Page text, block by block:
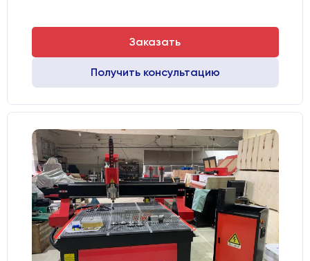
Заказать
Получить консультацию